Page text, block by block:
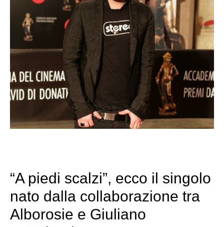
“A piedi scalzi”, ecco il singolo
nato dalla collaborazione tra
Alborosie e Giuliano